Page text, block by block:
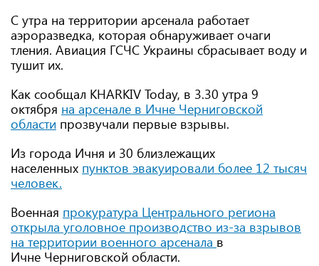
С утра на территории арсенала работает
аэроразведка, которая обнаруживает очаги
тления. Авиация ГСЧС Украины сбрасывает воду и
тушит их.
Как сообщал KHARKIV Today, в 3.30 утра 9
октября на арсенале в Ичне Черниговской
области прозвучали первые взрывы.
Из города Ичня и 30 близлежащих
населенных пунктов эвакуировали более 12 тысяч
человек.
Военная прокуратура Центрального региона
открыла уголовное производство из-за взрывов
на территории военного арсенала в
Ичне Черниговской области.